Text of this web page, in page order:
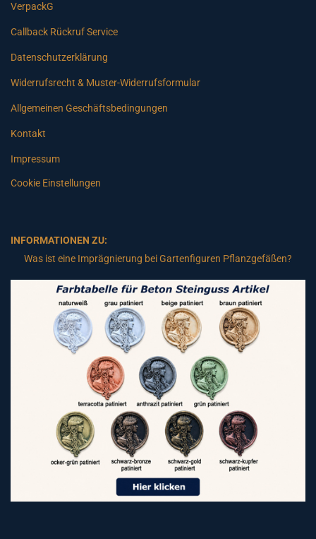
VerpackG
Callback Rückruf Service
Datenschutzerklärung
Widerrufsrecht & Muster-Widerrufsformular
Allgemeinen Geschäftsbedingungen
Kontakt
Impressum
Cookie Einstellungen
INFORMATIONEN ZU:
Was ist eine Imprägnierung bei Gartenfiguren Pflanzgefäßen?